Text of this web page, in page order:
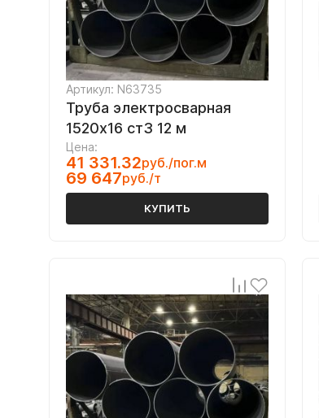
Артикул: N63735
Труба электросварная
1520х16 ст3 12 м
Цена:
41 331.32руб./пог.м
69 647руб./т
КУПИТЬ